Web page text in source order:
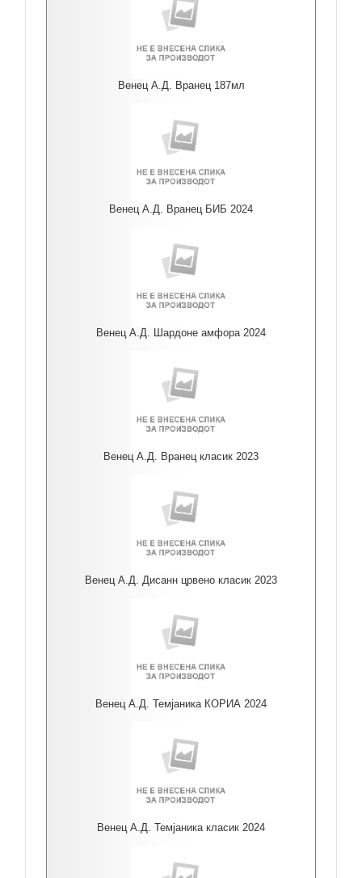
Венец А.Д. Вранец 187мл
Венец А.Д. Вранец БИБ 2024
Венец А.Д. Шардоне амфора 2024
Венец А.Д. Вранец класик 2023
Венец А.Д. Дисанн црвено класик 2023
Венец А.Д. Темјаника КОРИА 2024
Венец А.Д. Темјаника класик 2024